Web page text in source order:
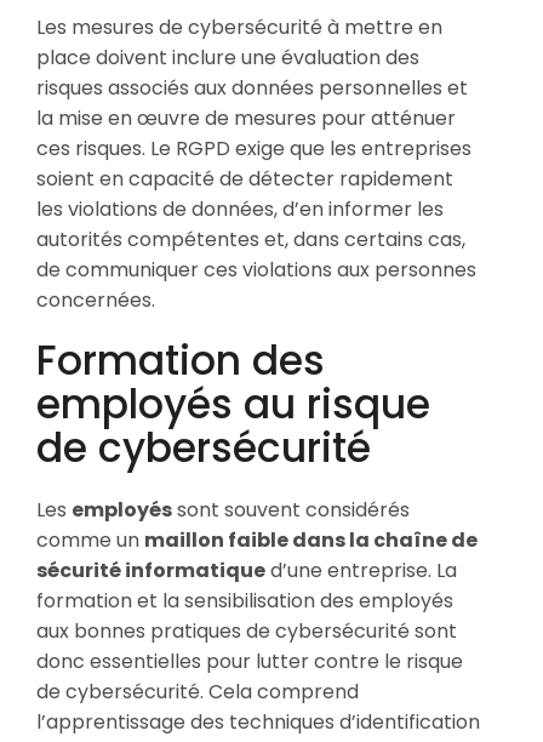
Les mesures de cybersécurité à mettre en
place doivent inclure une évaluation des
risques associés aux données personnelles et
la mise en œuvre de mesures pour atténuer
ces risques. Le RGPD exige que les entreprises
soient en capacité de détecter rapidement
les violations de données, d’en informer les
autorités compétentes et, dans certains cas,
de communiquer ces violations aux personnes
concernées.
Formation des
employés au risque
de cybersécurité
Les employéssont souvent considérés
comme un maillon faible dans la chaîne de
sécurité informatiqued’une entreprise. La
formation et la sensibilisation des employés
aux bonnes pratiques de cybersécurité sont
donc essentielles pour lutter contre le risque
de cybersécurité. Cela comprend
l’apprentissage des techniques d’identification